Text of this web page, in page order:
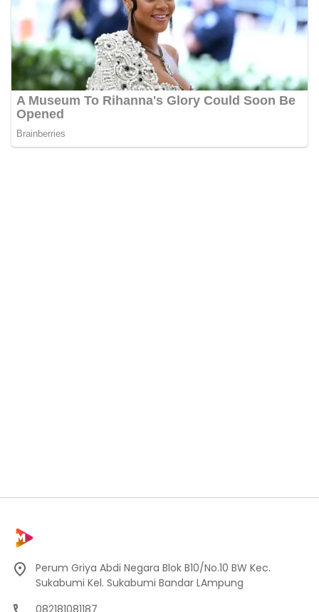
Perum Griya Abdi Negara Blok B10/No.10 BW Kec.
Sukabumi Kel. Sukabumi Bandar LAmpung
082181081187